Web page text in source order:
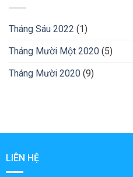
Tháng Sáu 2022 (1)
Tháng Mười Một 2020 (5)
Tháng Mười 2020 (9)
LIÊN HỆ